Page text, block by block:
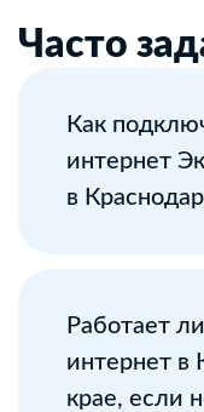
Часто
Как
интернет
в
Работает
интернет в
крае, если